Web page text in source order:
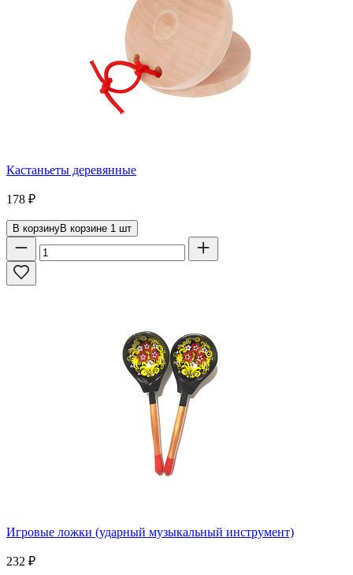
Кастаньеты деревянные
178 ₽
В корзинуВ корзине 1 шт
Игровые ложки (ударный музыкальный инструмент)
232 ₽